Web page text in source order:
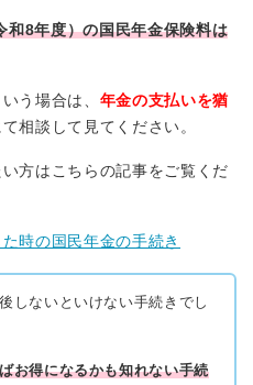
和8年度）の国民年金保険料は
う場合は、 年金の支払いを猶
相談して見てください。
方はこちらの記事をご覧くだ
時の国民年金の手続き
しないといけない手続きでし
お得になるかも知れない手続